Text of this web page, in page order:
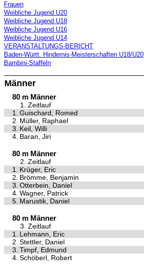
Frauen
Weibliche Jugend U20
Weibliche Jugend U18
Weibliche Jugend U16
Weibliche Jugend U14
VERANSTALTUNGS-BERICHT
Baden-Württ. Hindernis-Meisterschaften U18/U20
Bambini-Staffeln
Männer
80 m Männer
1. Zeitlauf
1.
Guischard, Romed
2. Müller, Raphael
3. Keil, Willi
4. Baran, Jiri
80 m Männer
2. Zeitlauf
1.
Krüger, Eric
2. Brömme, Benjamin
3. Otterbein, Daniel
4. Wagner, Patrick
5. Marustik, Daniel
80 m Männer
3. Zeitlauf
1.
Lehmann, Eric
2. Stettler, Daniel
3. Timpf, Edmund
4. Schöberl, Robert